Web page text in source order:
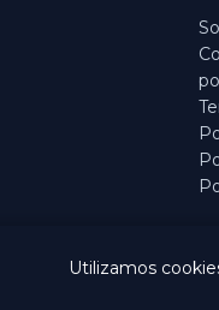
©2026
Utilizamos